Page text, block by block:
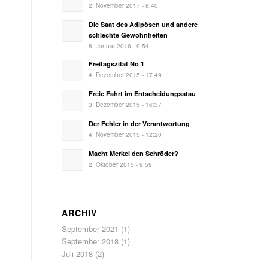
2. November 2017 - 8:40
Die Saat des Adipösen und andere
schlechte Gewohnheiten
8. Januar 2016 - 9:54
Freitagszitat No 1
4. Dezember 2015 - 17:49
Freie Fahrt im Entscheidungsstau
3. Dezember 2015 - 16:37
Der Fehler in der Verantwortung
4. November 2015 - 12:20
Macht Merkel den Schröder?
2. Oktober 2015 - 9:59
ARCHIV
September 2021 (1)
September 2018 (1)
Juli 2018 (2)